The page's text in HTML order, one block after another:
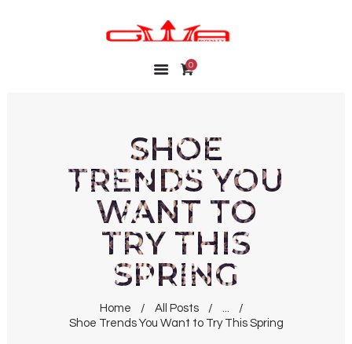
0
SHOE
TRENDS YOU
WANT TO
TRY THIS
SPRING
Home All Posts
Shoe Trends You Want to Try This Spring
MY ACCOUNT
WISHLIST
CONTACT